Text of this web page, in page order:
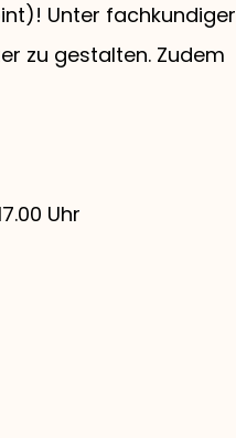
Unter fachkundiger
zu gestalten. Zudem
Uhr